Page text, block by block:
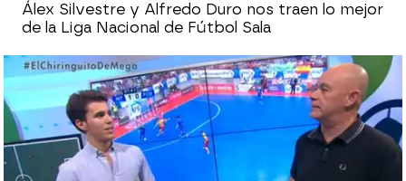
Álex Silvestre y Alfredo Duro nos traen lo mejor
de la Liga Nacional de Fútbol Sala